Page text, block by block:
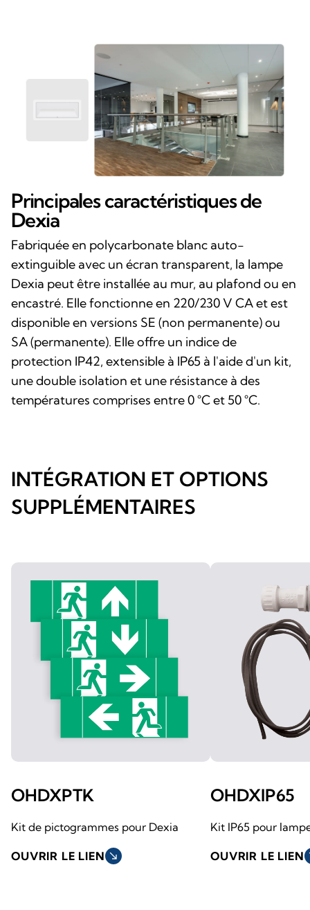
Principales caractéristiques de
Dexia
Fabriquée en polycarbonate blanc auto-
extinguible avec un écran transparent, la lampe
Dexia peut être installée au mur, au plafond ou en
encastré. Elle fonctionne en 220/230 V CA et est
disponible en versions SE (non permanente) ou
SA (permanente). Elle offre un indice de
protection IP42, extensible à IP65 à l'aide d'un kit,
une double isolation et une résistance à des
températures comprises entre 0 °C et 50 °C.
INTÉGRATION ET OPTIONS
SUPPLÉMENTAIRES
OHDXPTK
Kit de pictogrammes pour Dexia
OUVRIR LE LIEN south_east
OHDXIP65
Kit IP65 pour
OUVRIR LE LIEN